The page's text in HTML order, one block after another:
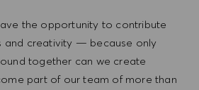
the opportunity to contribute
and creativity — because only
together can we create
part of our team of more than